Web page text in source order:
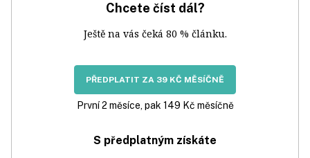
Chcete číst dál?
Ještě na vás čeká 80 % článku.
PŘEDPLATIT ZA 39 KČ MĚSÍČNĚ
První 2 měsíce, pak 149 Kč měsíčně
S předplatným získáte